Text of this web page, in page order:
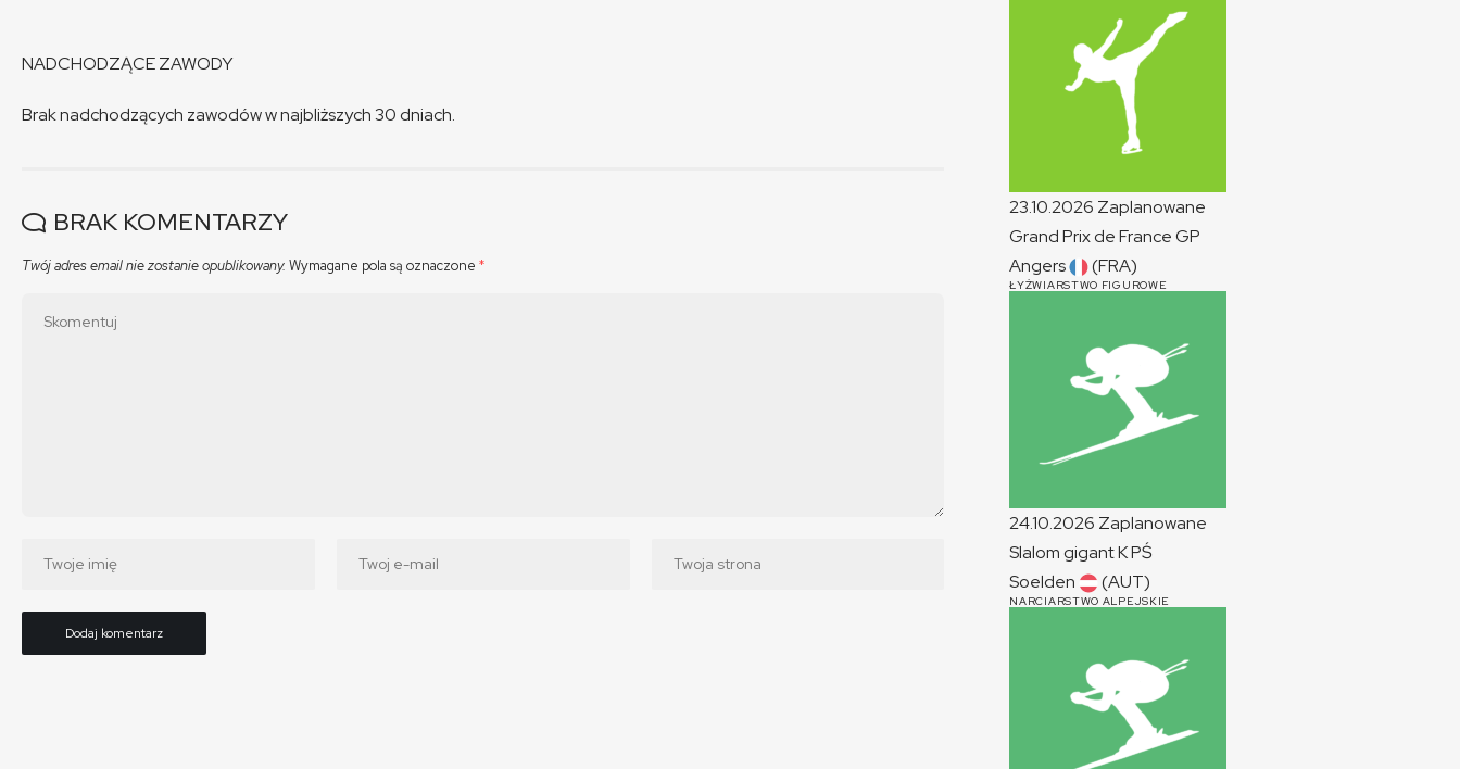
NADCHODZĄCE ZAWODY
Brak nadchodzących zawodów w najbliższych 30 dniach.
BRAK KOMENTARZY
Twój adres email nie zostanie opublikowany. Wymagane pola są oznaczone *
23.10.2026 Zaplanowane
Grand Prix de FranceGP
Angers
(FRA)
ŁYŻWIARSTWO FIGUROWE
24.10.2026 Zaplanowane
Slalom gigantKPŚ
Soelden
(AUT)
NARCIARSTWO ALPEJSKIE